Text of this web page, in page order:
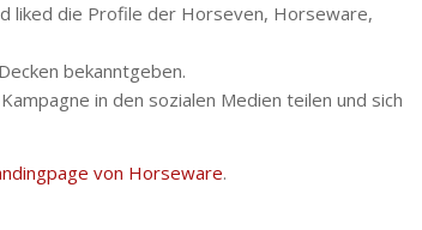
liked die Profile der Horseven, Horseware,
bekanntgeben.
in den sozialen Medien teilen und sich
von Horseware.